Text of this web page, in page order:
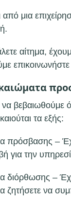
από μια
αίτημα,
επικοινωνήστε
βεβαιωθούμε
τα εξής:
πρόσβασης –
για την
διόρθωσης –
ζητήσετε να